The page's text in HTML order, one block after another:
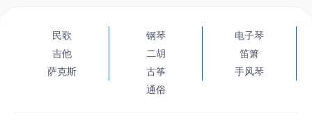
民歌 钢琴
电子琴
吉他
二胡
笛箫
萨克斯
古筝
手风琴
通俗